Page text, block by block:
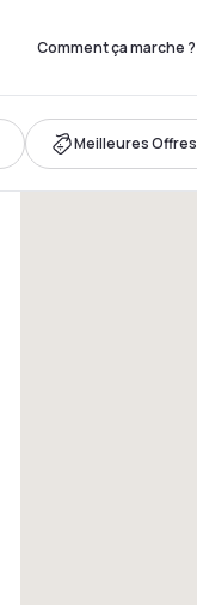
Comment ça marche ?
Meilleures Offres